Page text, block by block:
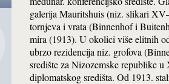
galerija Mauritshuis (niz. slikari
tornjeva i vrata (Binnenhof i
mira (1913). U okolici više elitnih
ubrzo rezidencija niz. grofova
središte za Nizozemske republike
diplomatskog središta. Od 1913.